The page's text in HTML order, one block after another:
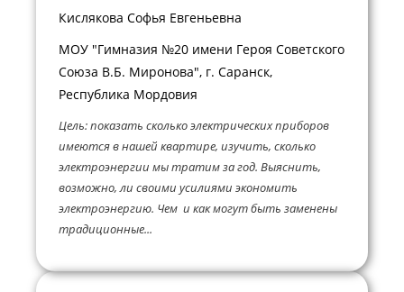
Кислякова Софья Евгеньевна
МОУ "Гимназия №20 имени Героя Советского
Союза В.Б. Миронова", г. Саранск,
Республика Мордовия
Цель: показать сколько электрических приборов
имеются в нашей квартире, изучить, сколько
электроэнергии мы тратим за год. Выяснить,
возможно, ли своими усилиями экономить
электроэнергию. Чем и как могут быть заменены
традиционные...